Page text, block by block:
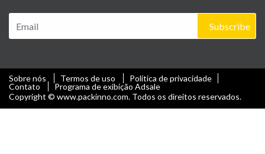
Subscribe
Sobre nós Termos de uso
Política de privacidade
Contato
Programa de exibição Adsale
Copyright © www.packinno.com. Todos os direitos reservados.